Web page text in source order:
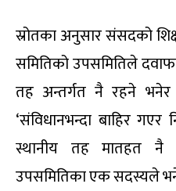
स्रोतका अनुसार संसदको
समितिको उपसमितिले
तह अन्तर्गत नै रहने
‘संविधानभन्दा बाहिर
स्थानीय तह मातहत
उपसमितिका एक सदस्यले